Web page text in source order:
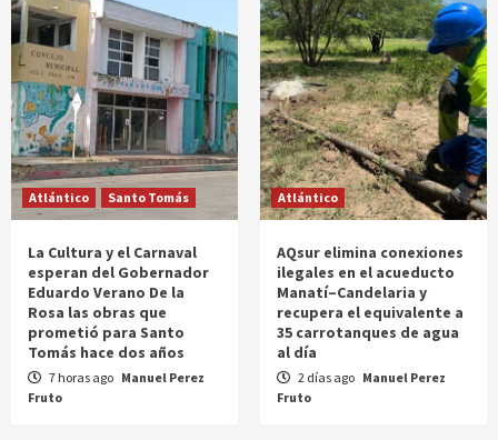
Atlántico Santo Tomás
La Cultura y el Carnaval
esperan del Gobernador
Eduardo Verano De la
Rosa las obras que
prometió para Santo
Tomás hace dos años
7 horas ago Manuel Perez
Fruto
Atlántico
AQsur elimina conexiones
ilegales en el acueducto
Manatí–Candelaria y
recupera el equivalente a
35 carrotanques de agua
al día
2 días ago Manuel Perez
Fruto